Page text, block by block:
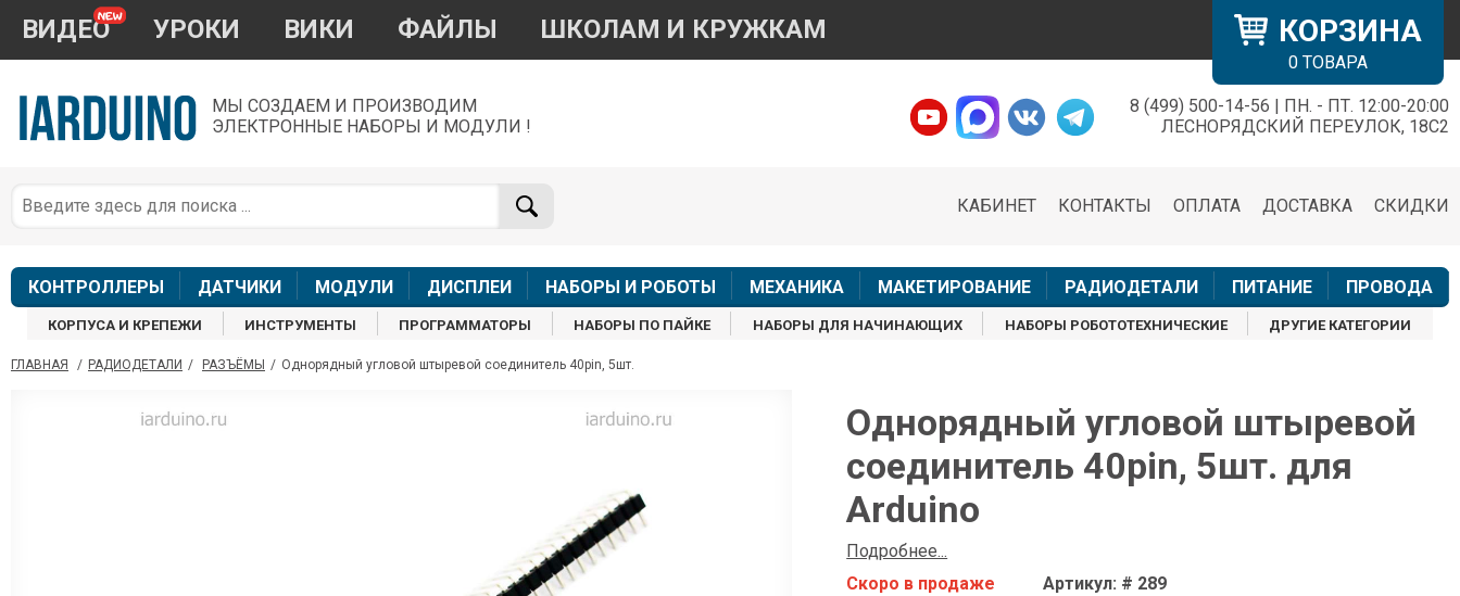
КОРЗИНА
0 ТОВАРА
ВИДЕО УРОКИ ВИКИ ФАЙЛЫ ШКОЛАМ И КРУЖКАМ
МЫ СОЗДАЕМ И ПРОИЗВОДИМ
ЭЛЕКТРОННЫЕ НАБОРЫ И МОДУЛИ !
8 (499) 500-14-56 | ПН. - ПТ. 12:00-20:00
ЛЕСНОРЯДСКИЙ ПЕРЕУЛОК, 18С2
СКИДКИ
ДОСТАВКА
ОПЛАТА
КОНТАКТЫ
КАБИНЕТ
КОНТРОЛЛЕРЫ ДАТЧИКИ МОДУЛИ ДИСПЛЕИ НАБОРЫ И РОБОТЫ МЕХАНИКА МАКЕТИРОВАНИЕ РАДИОДЕТАЛИ ПИТАНИЕ ПРОВОДА
КОРПУСА И КРЕПЕЖИ ИНСТРУМЕНТЫ ПРОГРАММАТОРЫ НАБОРЫ ПО ПАЙКЕ НАБОРЫ ДЛЯ НАЧИНАЮЩИХ НАБОРЫ РОБОТОТЕХНИЧЕСКИЕ ДРУГИЕ КАТЕГОРИИ
ГЛАВНАЯ / РАДИОДЕТАЛИ / РАЗЪЁМЫ / Однорядный угловой штыревой соединитель 40pin, 5шт.
Однорядный угловой штыревой
соединитель 40pin, 5шт. для
Arduino
Подробнее...
Скоро в продаже
Артикул: # 289
×
По вопросам приобретения товара
+7 968 454 17 38
звонки и аудио сообщения не обслуживаются
Менеджер
shop@iarduino.ru
Менеджер
8 (499) 500-14-56
По техническим вопросам
shop@iarduino.ru